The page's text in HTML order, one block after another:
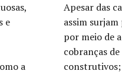
e
a
Apesar das
assim
por meio de
cobranças
construtivos;